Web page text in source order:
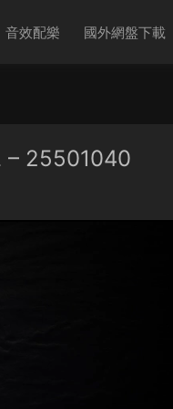
音效配樂 國外網盤下載
– 25501040